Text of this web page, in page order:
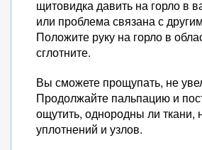
щитовидка давить на горло в
или проблема связана с
Положите руку на горло в
сглотните.
Вы сможете прощупать, не
Продолжайте пальпацию и
ощутить, однородны ли ткани,
уплотнений и узлов.